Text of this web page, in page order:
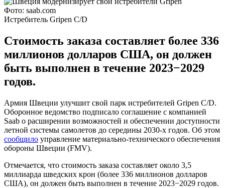
Фото: saab.com
Истребитель Gripen C/D
Стоимость заказа составляет более 336
миллионов долларов США, он должен
быть выполнен в течение 2023−2029
годов.
Армия Швеции улучшит свой парк истребителей Gripen C/D.
Оборонное ведомство подписало соглашение с компанией
Saab о расширении возможностей и обеспечении доступности
летной системы самолетов до середины 2030-х годов. Об этом
сообщило управление материально-технического обеспечения
обороны Швеции (FMV).
Отмечается, что стоимость заказа составляет около 3,5
миллиарда шведских крон (более 336 миллионов долларов
США), он должен быть выполнен в течение 2023−2029 годов.